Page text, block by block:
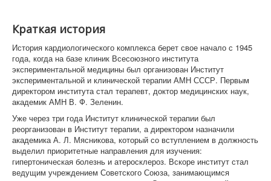
Краткая история
История кардиологического комплекса берет свое начало с 1945
года, когда на базе клиник Всесоюзного института
экспериментальной медицины был организован Институт
экспериментальной и клинической терапии АМН СССР. Первым
директором института стал терапевт, доктор медицинских наук,
академик АМН В. Ф. Зеленин.
Уже через три года Институт клинической терапии был
реорганизован в Институт терапии, а директором назначили
академика А. Л. Мясникова, который со вступлением в должность
выделил приоритетные направления для изучения:
гипертоническая болезнь и атеросклероз. Вскоре институт стал
ведущим учреждением Советского Союза, занимающимся